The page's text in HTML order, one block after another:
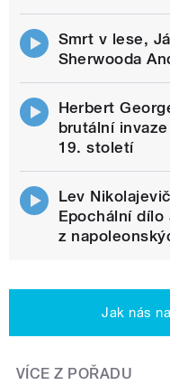
Smrt v lese,
Sherwooda
Herbert
brutální
19. století
Lev
Epochální
z
Jak nás
VÍCE Z POŘADU